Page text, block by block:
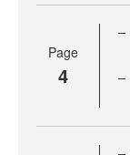
Page
4